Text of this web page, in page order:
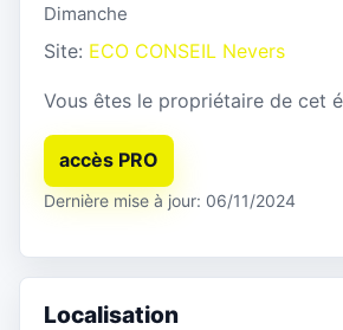
Dimanche
Site: ECO CONSEIL Nevers
Vous êtes le propriétaire de cet
accès PRO
Dernière mise à jour: 06/11/2024
Localisation